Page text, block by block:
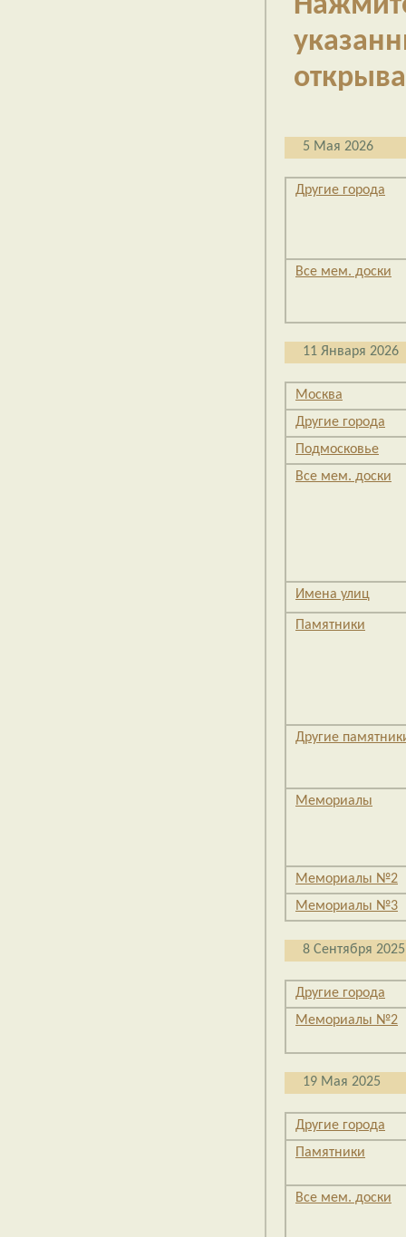
5 Мая 2026
Другие города
Все мем. доски
11 Января 2026
Москва
Другие города
Подмосковье
Все мем. доски
Имена улиц
Памятники
Другие
Мемориалы
Мемориалы №2
Мемориалы №3
8 Сентября 2025
Другие города
Мемориалы №2
19 Мая 2025
Другие города
Памятники
Все мем. доски